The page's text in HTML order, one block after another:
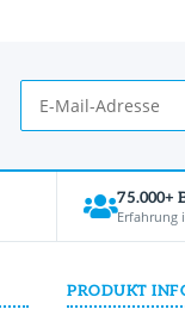
75.000+
Erfahrung
PRODUKT